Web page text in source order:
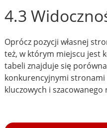
4.3
Oprócz pozycji własnej
też, w którym miejscu jest
tabeli znajduje się
konkurencyjnymi stronami
kluczowych i szacowanego